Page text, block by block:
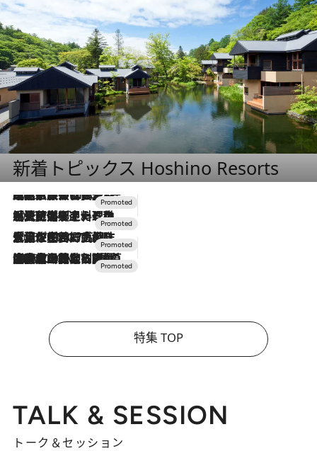
新着トピックス Hoshino Resorts
2026.7.31
【ホテル帰省】という選択肢をOMOが提案。家族とほどよい距離を保つには「昼は実家、夜は気兼ねなくホテルで！」
2026.7.24
【夏限定ディナーコース】旬を迎える稚鮎や花ズッキーニなどをイタリア・トスカーナの郷土料理の手法で満喫！
2026.7.17
「土佐和ハーブかき氷」がOMO7高知に登場！生姜、山椒、大葉など目にも舌にも涼を呼ぶ郷土の味
2026.7.10
NEW OPEN！【界 草津】名湯の地に誕生。趣の異なる2種の温泉と上州ならではの会席・蕎麦割烹など美食を味わう究極の癒やし旅
特集 TOP
TALK & SESSION
トーク＆セッション